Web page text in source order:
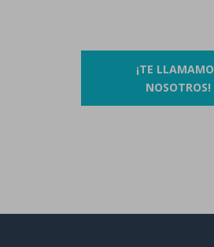
¡TE
NOSOTROS!